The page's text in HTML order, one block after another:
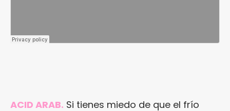
ACID ARAB. Si tienes miedo de que el frío